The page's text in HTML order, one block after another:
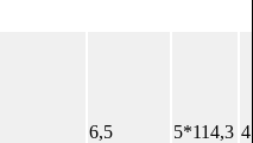
6,5 5*114,3